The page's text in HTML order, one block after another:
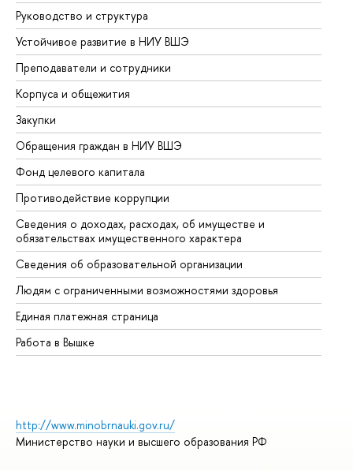
Руководство и структура
Устойчивое развитие в НИУ ВШЭ
Преподаватели и сотрудники
Корпуса и общежития
Закупки
Обращения граждан в НИУ ВШЭ
Фонд целевого капитала
Противодействие коррупции
Сведения о доходах, расходах, об имуществе и
обязательствах имущественного характера
Сведения об образовательной организации
Людям с ограниченными возможностями здоровья
Единая платежная страница
Работа в Вышке
http://www.minobrnauki.gov.ru/
Министерство науки и высшего образования РФ